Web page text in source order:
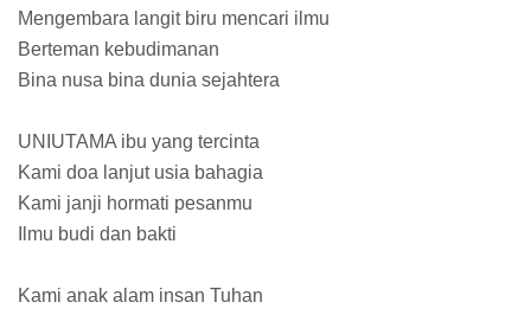
Mengembara langit biru mencari ilmu
Berteman kebudimanan
Bina nusa bina dunia sejahtera
UNIUTAMA ibu yang tercinta
Kami doa lanjut usia bahagia
Kami janji hormati pesanmu
Ilmu budi dan bakti
Kami anak alam insan Tuhan